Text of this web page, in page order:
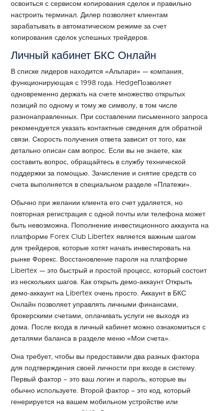
освоиться с сервисом копирования сделок и правильно
настроить терминал. Дилер позволяет клиентам
зарабатывать в автоматическом режиме за счет
копирования сделок успешных трейдеров.
Личный кабинет БКС Онлайн
В списке лидеров находится «Альпари» — компания,
функционирующая с 1998 года. HedgeПозволяет
одновременно держать на счете множество открытых
позиций по одному и тому же символу, в том числе
разнонаправленных. При составлении письменного запроса
рекомендуется указать контактные сведения для обратной
связи. Скорость получения ответа зависит от того, как
детально описан сам вопрос. Если вы не знаете, как
составить вопрос, обращайтесь в службу технической
поддержки за помощью. Зачисление и снятие средств со
счета выполняется в специальном разделе «Платежи».
Обычно при желании клиента его счет удаляется, но
повторная регистрация с одной почты или телефона может
быть невозможна. Пополнение инвестиционного аккаунта на
платформе Forex Club Libertex является важным шагом
для трейдеров, которые хотят начать инвестировать на
рынке Форекс. Восстановление пароля на платформе
Libertex — это быстрый и простой процесс, который состоит
из нескольких шагов. Как открыть демо-аккаунт Открыть
демо-аккаунт на Libertex очень просто. Аккаунт в БКС
Онлайн позволяет управлять личными финансами,
брокерскими счетами, оплачивать услуги не выходя из
дома. После входа в личный кабинет можно ознакомиться с
деталями баланса в разделе меню «Мои счета».
Она требует, чтобы вы предоставили два разных фактора
для подтверждения своей личности при входе в систему.
Первый фактор – это ваш логин и пароль, которые вы
обычно используете. Второй фактор – это код, который
генерируется на вашем мобильном устройстве или